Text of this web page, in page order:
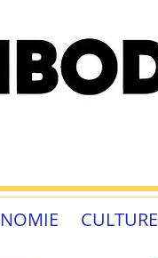
CULTURE